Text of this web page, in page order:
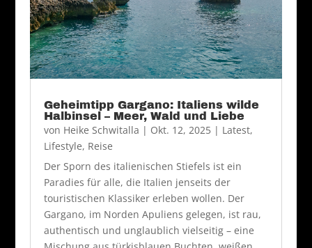
Geheimtipp Gargano: Italiens wilde
Halbinsel – Meer, Wald und Liebe
von Heike Schwitalla | Okt. 12, 2025| Latest,
Lifestyle, Reise
Der Sporn des italienischen Stiefels ist ein
Paradies für alle, die Italien jenseits der
touristischen Klassiker erleben wollen. Der
Gargano, im Norden Apuliens gelegen, ist rau,
authentisch und unglaublich vielseitig – eine